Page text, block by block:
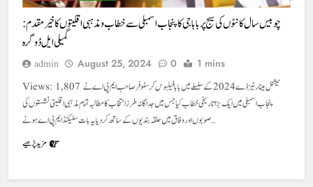
چوبیس سال کانٹوں کی سیج پر بابا جی کا پنجاب اسمبلی سےخطاب و مذہبی اقلیتوں کا خیر مقدم :
گمیلی ایل ڈوگرہ
admin August 25, 2024 0 1 mins
Views: 1,807 نیشنل مینارٹیز ڈے 2024 کے سلسلے میں بابا فیلبوس کرسٹوفر صاحب ایم پی اے نے
پنجاب اسمبلی میں ایک بڑا تاریخی خطاب کیا جس میں جدا گانہ طرز انتخاب کا مطالبہ تمام مذہبی اقلیتی نشستوں کی
صوبوں اور وفاق میں حلقہ بندیوں کے ساتھ کر دیا یہ بات سلیکٹڈ ایم پی اے ہونے…
مزید پڑھیے